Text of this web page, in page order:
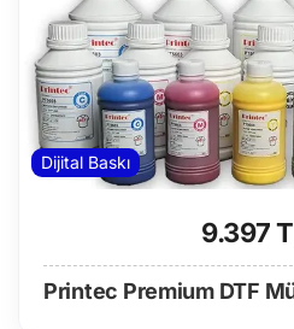
Dijital Baskı
9.397
Printec Premium DTF